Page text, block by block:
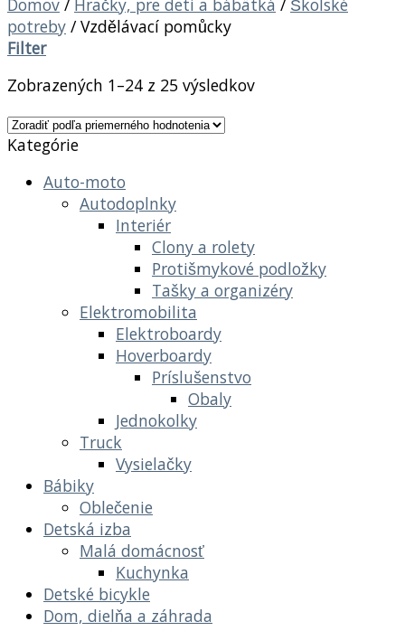
potreby /Vzdělávací pomůcky
Filter
Zobrazených 1–24 z 25 výsledkov
Kategórie
Auto-moto
Autodoplnky
Interiér
Clony a rolety
Protišmykové podložky
Tašky a organizéry
Elektromobilita
Elektroboardy
Hoverboardy
Príslušenstvo
Obaly
Jednokolky
Truck
Vysielačky
Bábiky
Oblečenie
Detská izba
Malá domácnosť
Kuchynka
Detské bicykle
Dom, dielňa a záhrada